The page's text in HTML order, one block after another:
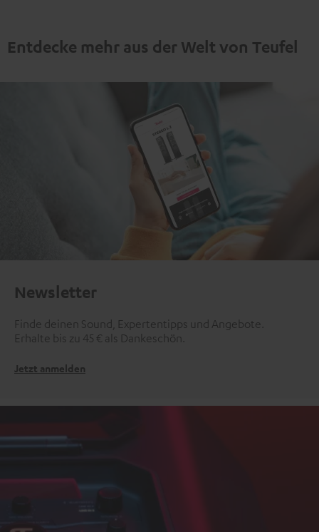
Entdecke mehr aus der Welt von Teufel
Newsletter
Finde deinen Sound, Expertentipps und Angebote.
Erhalte bis zu 45 € als Dankeschön.
Jetzt anmelden